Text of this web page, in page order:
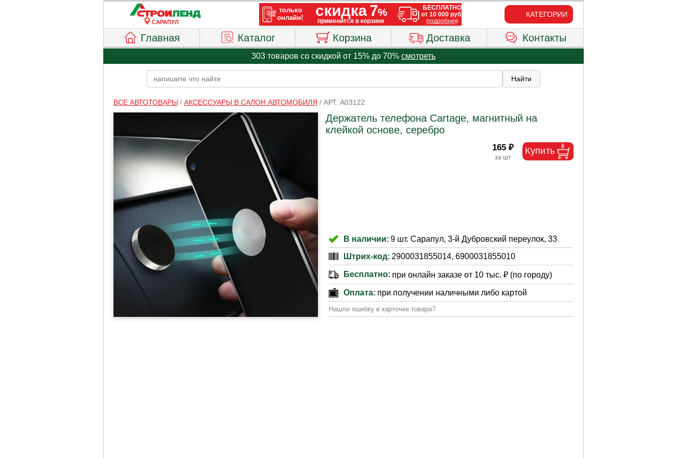
САРАПУЛ
КАТЕГОРИИ
Главная Каталог Корзина Доставка Контакты
303 товаров со скидкой от 15% до 70% смотреть
ВСЕ АВТОТОВАРЫ/ АКСЕССУАРЫ В САЛОН АВТОМОБИЛЯ / АРТ. A03122
Держатель телефона Cartage, магнитный на
клейкой основе, серебро
165 ₽
В наличии: 9 шт. Сарапул, 3-й Дубровский переулок, 33
Штрих-код: 2900031855014, 6900031855010
Бесплатно: при онлайн заказе от 10 тыс. ₽ (по городу)
Оплата: при получении наличными либо картой
Нашли ошибку в карточке товара?